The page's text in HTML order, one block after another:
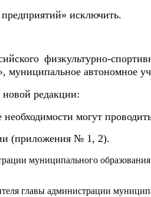
исключить.
физкультурно-
муниципальное автономное
редакции:
могут
(приложения № 1, 2).
муниципального образования
главы администрации